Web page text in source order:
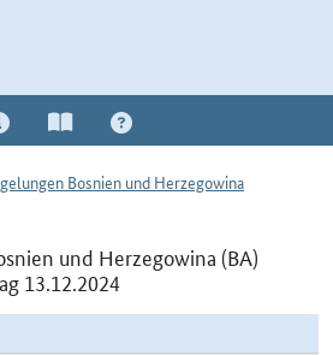
Bosnien und Herzegowina
und Herzegowina (BA)
13.12.2024